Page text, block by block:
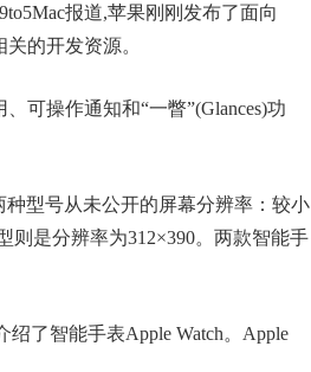
报道,苹果刚刚发布了面向
的开发资源。
可操作通知和“一瞥”(Glances)功
种型号从未公开的屏幕分辨率：较小
则是分辨率为312×390。两款智能手
绍了智能手表Apple Watch。Apple